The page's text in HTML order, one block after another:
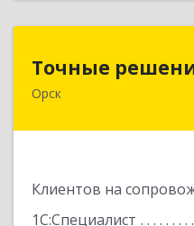
Точные
Орск
Клиентов на
1С:Специалист